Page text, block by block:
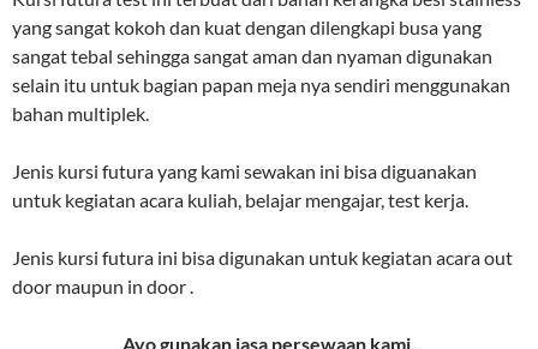
yang sangat kokoh dan kuat dengan dilengkapi busa yang
sangat tebal sehingga sangat aman dan nyaman digunakan
selain itu untuk bagian papan meja nya sendiri menggunakan
bahan multiplek.
Jenis kursi futura yang kami sewakan ini bisa diguanakan
untuk kegiatan acara kuliah, belajar mengajar, test kerja.
Jenis kursi futura ini bisa digunakan untuk kegiatan acara out
door maupun in door .
Ayo gunakan jasa persewaan kami.